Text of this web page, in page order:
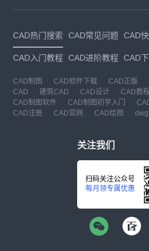
CAD热门搜索 CAD常见问题 CAD
CAD入门教程 CAD进阶教程 CAD
CAD制图 CAD软件下载 CAD正版
CAD
建筑CAD CAD设计 CAD教程
CAD制图软件
CAD制图初学入门
CAD注册
CAD官网 CAD绘图 dwg
关注我们
扫码关注公众号
每月领专属优惠